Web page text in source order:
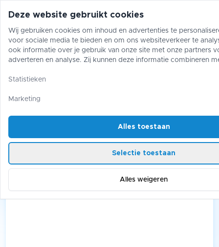
Pokémon One Piece Magic The
Riftbound
Riftbound: Booster Box
Deze website gebruikt cookies
Wij gebruiken cookies om inhoud en advertenties te
voor sociale media te bieden en om ons websiteverkeer te
ook informatie over je gebruik van onze site met onze partners
adverteren en analyse. Zij kunnen deze informatie combineren
gebruik van hun diensten.
Statistieken
Marketing
Alles toestaan
Selectie toestaan
Alles weigeren